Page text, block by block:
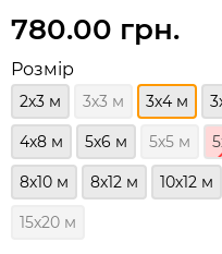
780.00 грн.
Розмір
2х3 м 3х3 м 3х4 м
4х8 м 5х6 м 5х5 м
8х10 м 8х12 м 10х12 м
15х20 м